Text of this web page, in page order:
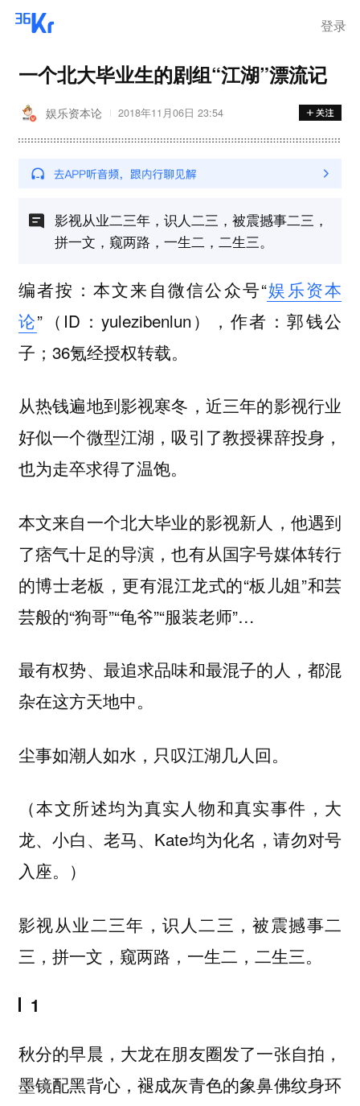
登录
一个北大毕业生的剧组“江湖”漂流记
娱乐资本论 2018年11月06日 23:54
影视从业二三年，识人二三，被震撼事二三，
拼一文，窥两路，一生二，二生三。
编者按：本文来自微信公众号“娱乐资本
论”（ID：yulezibenlun），作者：郭钱公
子；36氪经授权转载。
从热钱遍地到影视寒冬，近三年的影视行业
好似一个微型江湖，吸引了教授裸辞投身，
也为走卒求得了温饱。
本文来自一个北大毕业的影视新人，他遇到
了痞气十足的导演，也有从国字号媒体转行
的博士老板，更有混江龙式的“板儿姐”和芸
芸般的“狗哥”“龟爷”“服装老师”…
最有权势、最追求品味和最混子的人，都混
杂在这方天地中。
尘事如潮人如水，只叹江湖几人回。
（本文所述均为真实人物和真实事件，大
龙、小白、老马、Kate均为化名，请勿对号
入座。）
影视从业二三年，识人二三，被震撼事二
三，拼一文，窥两路，一生二，二生三。
1
秋分的早晨，大龙在朋友圈发了一张自拍，
墨镜配黑背心，褪成灰青色的象鼻佛纹身环